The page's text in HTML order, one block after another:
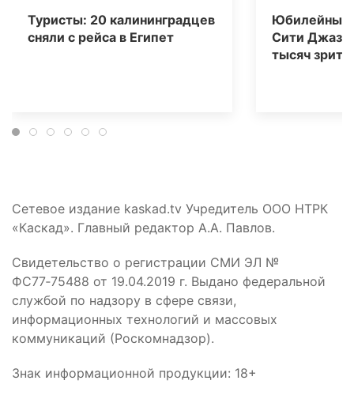
Туристы: 20 калининградцев
сняли с рейса в Египет
Юбилейный
Сити Джаз»
тысяч
Сетевое издание kaskad.tv Учредитель ООО НТРК
«Каскад». Главный редактор А.А. Павлов.
Свидетельство о регистрации СМИ ЭЛ №
ФС77‑75488 от 19.04.2019 г. Выдано федеральной
службой по надзору в сфере связи,
информационных технологий и массовых
коммуникаций (Роскомнадзор).
Знак информационной продукции: 18+